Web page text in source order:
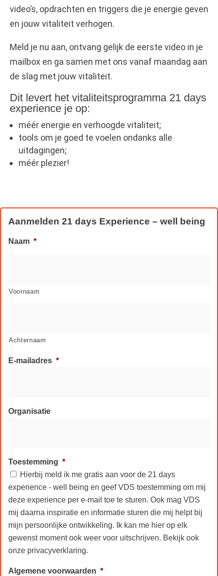
video’s, opdrachten en triggers die je energie geven
en jouw vitaliteit verhogen.
Meld je nu aan, ontvang gelijk de eerste video in je
mailbox en ga samen met ons vanaf maandag aan
de slag met jouw vitaliteit.
Dit levert het vitaliteitsprogramma 21 days
experience je op:
méér energie en verhoogde vitaliteit;
tools om je goed te voelen ondanks alle
uitdagingen;
méér plezier!
Aanmelden 21 days Experience – well being
Naam *
Voornaam
Achternaam
E-mailadres *
Organisatie
Toestemming *
Hierbij meld ik me gratis aan voor de 21 days
experience - well being en geef VDS toestemming om mij
deze experience per e-mail toe te sturen. Ook mag VDS
mij daarna inspiratie en informatie sturen die mij helpt bij
mijn persoonlijke ontwikkeling. Ik kan me hier op elk
gewenst moment ook weer voor uitschrijven. Bekijk ook
onze privacyverklaring.
Algemene voorwaarden *